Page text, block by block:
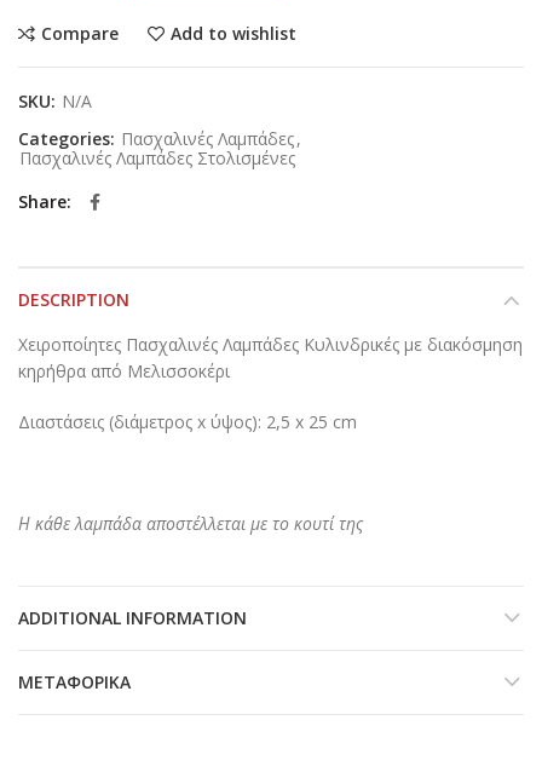
Compare Add to wishlist
SKU: N/A
Categories: Πασχαλινές Λαμπάδες,
Πασχαλινές Λαμπάδες Στολισμένες
Share
DESCRIPTION
Χειροποίητες Πασχαλινές Λαμπάδες Κυλινδρικές με διακόσμηση
κηρήθρα από Μελισσοκέρι
Διαστάσεις (διάμετρος x ύψος): 2,5 x 25 cm
Η κάθε λαμπάδα αποστέλλεται με το κουτί της
ADDITIONAL INFORMATION
ΜΕΤΑΦΟΡΙΚΆ